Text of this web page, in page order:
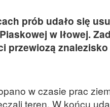
prób udało się
w Iłowej.
przewiozą
w czasie prac
teren. W końcu